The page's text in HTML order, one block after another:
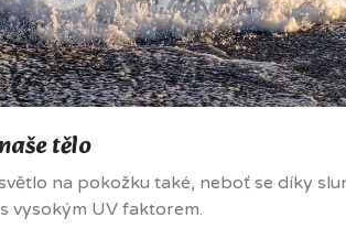
tělo
na pokožku také, neboť se díky
vysokým UV faktorem.